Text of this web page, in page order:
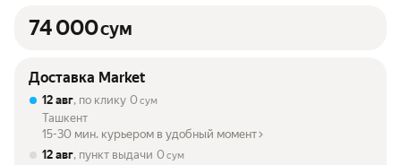
74 000сум
Доставка Market
12 авг, по клику 0 сум
Ташкент
15-30 мин. курьером в удобный момент
12 авг, пункт выдачи 0 сум